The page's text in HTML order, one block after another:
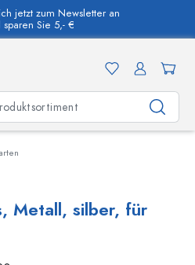
jetzt zum Newsletter an
sparen Sie 5,- €
Metall, silber, für